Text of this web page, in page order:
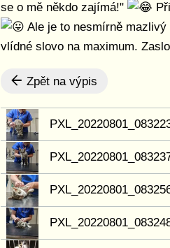
se o mě někdo zajímá!"
Ale je to nesmírně
vlídné slovo na maximum.
Zpět na výpis